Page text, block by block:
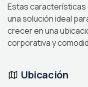
Estas
una solución ideal
crecer en una
corporativa y
Ubicación